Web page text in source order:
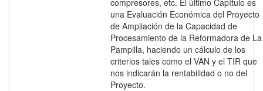
una Evaluación Económica del Proyecto
de Ampliación de la Capacidad de
Procesamiento de la Reformadora de La
Pampilla, haciendo un cálculo de los
criterios tales como el VAN y el TIR que
nos indicarán la rentabilidad o no del
Proyecto.